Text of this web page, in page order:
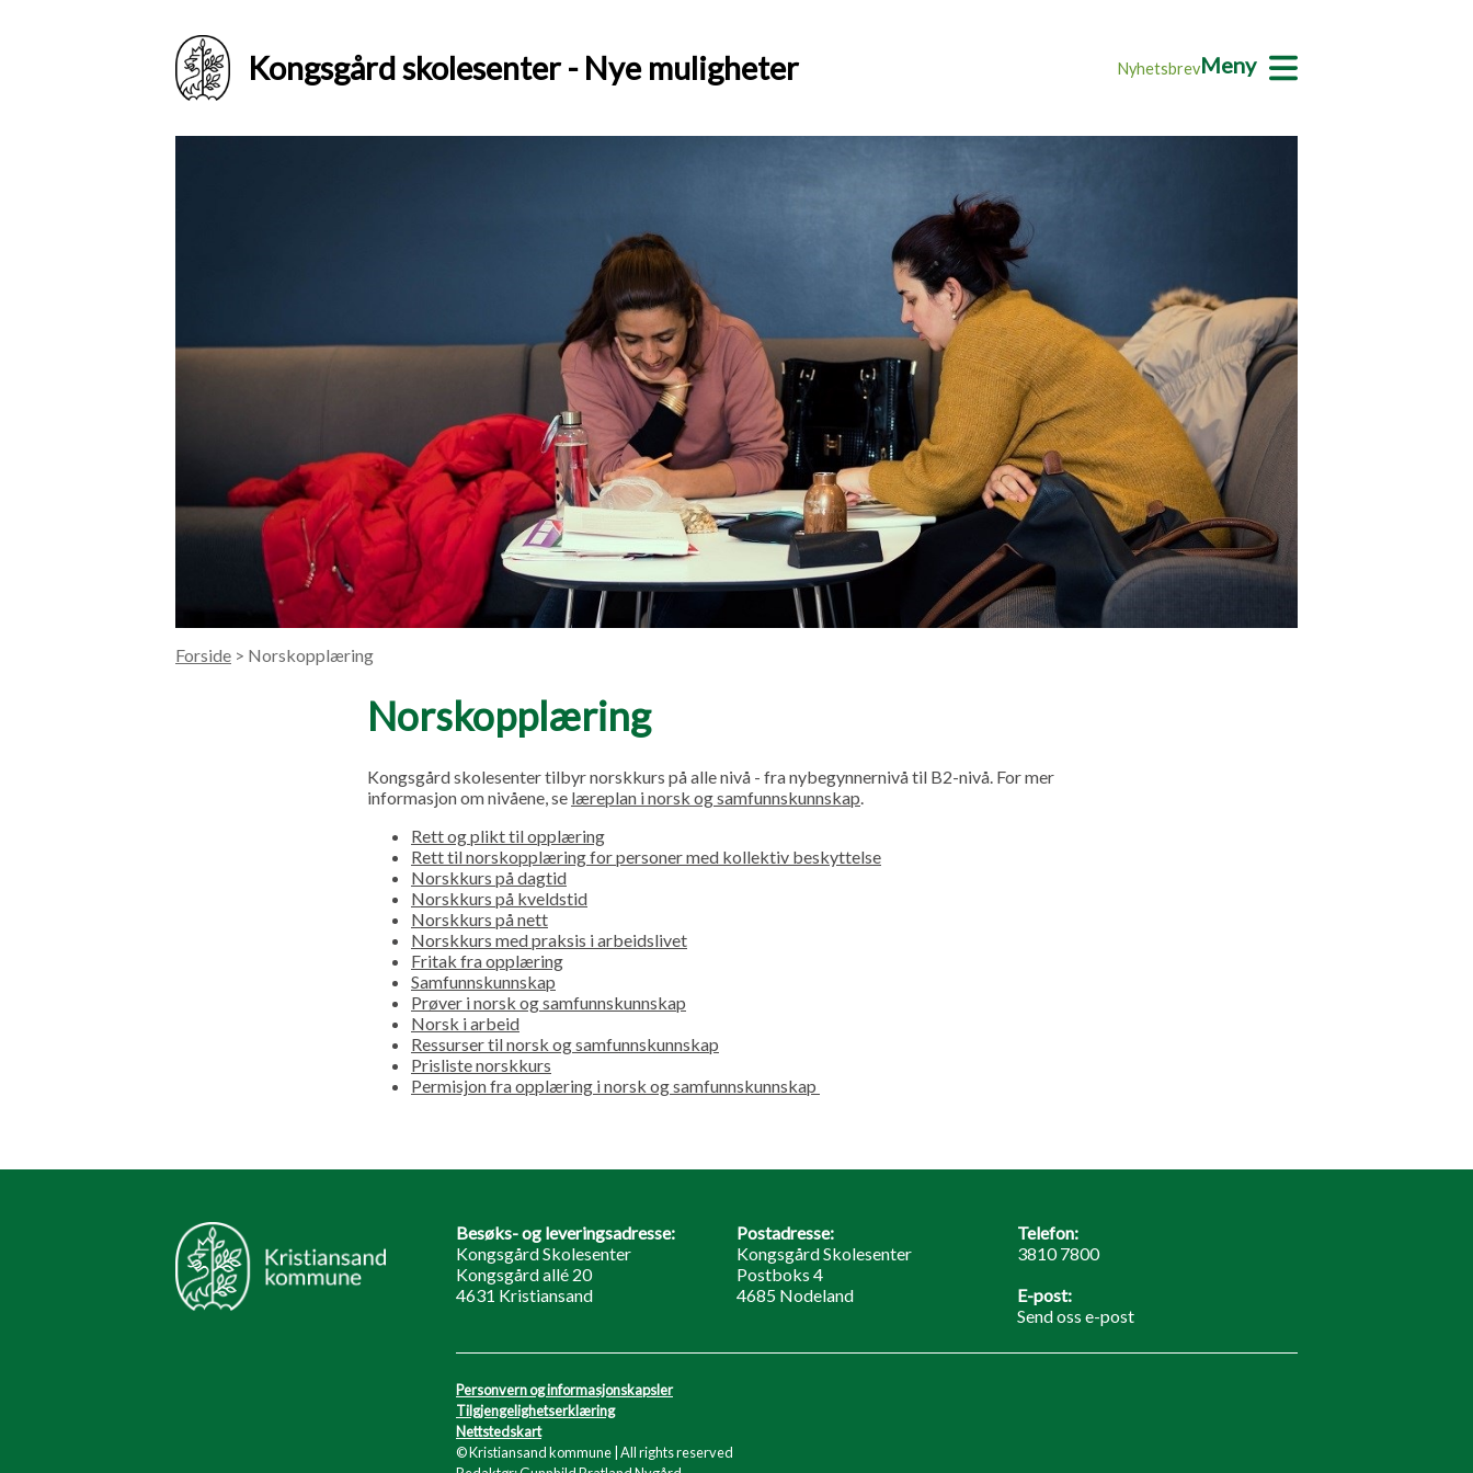
Kongsgård skolesenter - Nye muligheter NyhetsbrevMeny
Forside > Norskopplæring
Norskopplæring
Kongsgård skolesenter tilbyr norskkurs på alle nivå - fra nybegynnernivå til B2-nivå. For mer
informasjon om nivåene, se læreplan i norsk og samfunnskunnskap.
Rett og plikt til opplæring
Rett til norskopplæring for personer med kollektiv beskyttelse
Norskkurs på dagtid
Norskkurs på kveldstid
Norskkurs på nett
Norskkurs med praksis i arbeidslivet
Fritak fra opplæring
Samfunnskunnskap
Prøver i norsk og samfunnskunnskap
Norsk i arbeid
Ressurser til norsk og samfunnskunnskap
Prisliste norskkurs
Permisjon fra opplæring i norsk og samfunnskunnskap
Besøks- og leveringsadresse:
Kongsgård Skolesenter
Kongsgård allé 20
4631 Kristiansand
Postadresse:
Kongsgård Skolesenter
Postboks 4
4685 Nodeland
Telefon:
3810 7800
E-post:
Send oss e-post
Personvern og informasjonskapsler
Tilgjengelighetserklæring
Nettstedskart
© Kristiansand kommune | All rights reserved